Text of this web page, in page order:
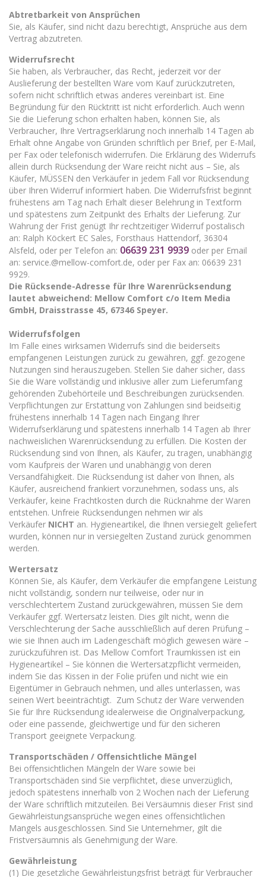
Abtretbarkeit von Ansprüchen
Sie, als Käufer, sind nicht dazu berechtigt, Ansprüche aus dem
Vertrag abzutreten.
Widerrufsrecht
Sie haben, als Verbraucher, das Recht, jederzeit vor der
Auslieferung der bestellten Ware vom Kauf zurückzutreten,
sofern nicht schriftlich etwas anderes vereinbart ist. Eine
Begründung für den Rücktritt ist nicht erforderlich. Auch wenn
Sie die Lieferung schon erhalten haben, können Sie, als
Verbraucher, Ihre Vertragserklärung noch innerhalb 14 Tagen ab
Erhalt ohne Angabe von Gründen schriftlich per Brief, per E-Mail,
per Fax oder telefonisch widerrufen. Die Erklärung des Widerrufs
allein durch Rücksendung der Ware reicht nicht aus – Sie, als
Käufer, MÜSSEN den Verkäufer in jedem Fall vor Rücksendung
über Ihren Widerruf informiert haben. Die Widerrufsfrist beginnt
frühestens am Tag nach Erhalt dieser Belehrung in Textform
und spätestens zum Zeitpunkt des Erhalts der Lieferung. Zur
Wahrung der Frist genügt Ihr rechtzeitiger Widerruf postalisch
an: Ralph Köckert EC Sales, Forsthaus Hattendorf, 36304
Alsfeld, oder per Telefon an: 06639 231 9939 oder per Email
an: service.@mellow-comfort.de, oder per Fax an: 06639 231
9929.
Die Rücksende-Adresse für Ihre Warenrücksendung
lautet abweichend: Mellow Comfort c/o Item Media
GmbH, Draisstrasse 45, 67346 Speyer.
Widerrufsfolgen
Im Falle eines wirksamen Widerrufs sind die beiderseits
empfangenen Leistungen zurück zu gewähren, ggf. gezogene
Nutzungen sind herauszugeben. Stellen Sie daher sicher, dass
Sie die Ware vollständig und inklusive aller zum Lieferumfang
gehörenden Zubehörteile und Beschreibungen zurücksenden.
Verpflichtungen zur Erstattung von Zahlungen sind beidseitig
frühestens innerhalb 14 Tagen nach Eingang Ihrer
Widerrufserklärung und spätestens innerhalb 14 Tagen ab Ihrer
nachweislichen Warenrücksendung zu erfüllen. Die Kosten der
Rücksendung sind von Ihnen, als Käufer, zu tragen, unabhängig
vom Kaufpreis der Waren und unabhängig von deren
Versandfähigkeit. Die Rücksendung ist daher von Ihnen, als
Käufer, ausreichend frankiert vorzunehmen, sodass uns, als
Verkäufer, keine Frachtkosten durch die Rücknahme der Waren
entstehen. Unfreie Rücksendungen nehmen wir als
Verkäufer NICHT an. Hygieneartikel, die Ihnen versiegelt geliefert
wurden, können nur in versiegelten Zustand zurück genommen
werden.
Wertersatz
Können Sie, als Käufer, dem Verkäufer die empfangene Leistung
nicht vollständig, sondern nur teilweise, oder nur in
verschlechtertem Zustand zurückgewähren, müssen Sie dem
Verkäufer ggf. Wertersatz leisten. Dies gilt nicht, wenn die
Verschlechterung der Sache ausschließlich auf deren Prüfung –
wie sie Ihnen auch im Ladengeschäft möglich gewesen wäre –
zurückzuführen ist. Das Mellow Comfort Traumkissen ist ein
Hygieneartikel – Sie können die Wertersatzpflicht vermeiden,
indem Sie das Kissen in der Folie prüfen und nicht wie ein
Eigentümer in Gebrauch nehmen, und alles unterlassen, was
seinen Wert beeinträchtigt. Zum Schutz der Ware verwenden
Sie für Ihre Rücksendung idealerweise die Originalverpackung,
oder eine passende, gleichwertige und für den sicheren
Transport geeignete Verpackung.
Transportschäden / Offensichtliche Mängel
Bei offensichtlichen Mängeln der Ware sowie bei
Transportschäden sind Sie verpflichtet, diese unverzüglich,
jedoch spätestens innerhalb von 2 Wochen nach der Lieferung
der Ware schriftlich mitzuteilen. Bei Versäumnis dieser Frist sind
Gewährleistungsansprüche wegen eines offensichtlichen
Mangels ausgeschlossen. Sind Sie Unternehmer, gilt die
Fristversäumnis als Genehmigung der Ware.
Gewährleistung
(1) Die gesetzliche Gewährleistungsfrist beträgt für Verbraucher